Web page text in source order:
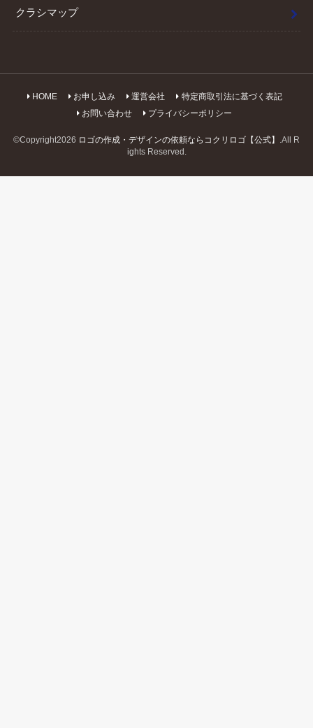
クラシマップ
HOME お申し込み 運営会社
特定商取引法に基づく表記
お問い合わせ
プライバシーポリシー
©Copyright2026 ロゴの作成・デザインの依頼ならコクリロゴ【公式】
.All R
ights Reserved.